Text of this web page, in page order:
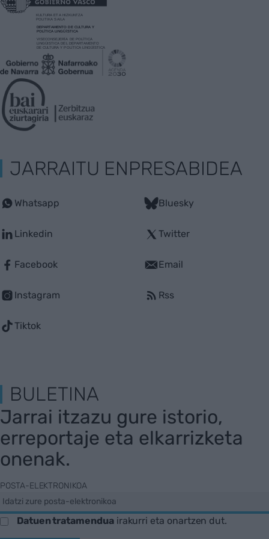
JARRAITU ENPRESABIDEA
Whatsapp
Linkedin
Facebook
Instagram
Tiktok
Bluesky
Twitter
Email
Rss
BULETINA
Jarrai itzazu gure istorio,
erreportaje eta elkarrizketa
onenak.
POSTA-ELEKTRONIKOA
Datuen tratamenduairakurri eta onartzen dut.